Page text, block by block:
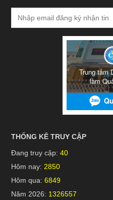
THỐNG KÊ TRUY CẬP
Đang truy cập: 40
Hôm nay: 2850
Hôm qua: 6849
Năm 2026: 1326557